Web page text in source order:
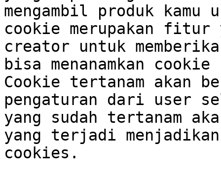
mengambil produk
cookie merupakan
creator untuk
bisa menanamkan
Cookie tertanam akan
pengaturan dari user
yang sudah tertanam
yang terjadi
cookies.